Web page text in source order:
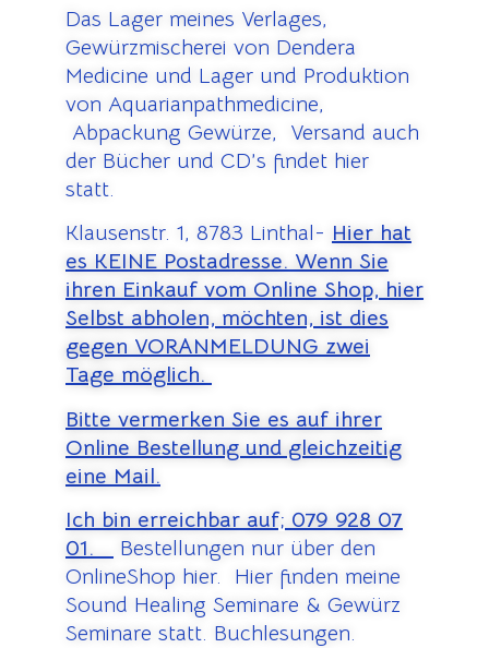
Das Lager meines Verlages,
Gewürzmischerei von Dendera
Medicine und Lager und Produktion
von Aquarianpathmedicine,
Abpackung Gewürze, Versand auch
der Bücher und CD’s findet hier
statt.
Klausenstr. 1, 8783 Linthal- Hier hat
es KEINE Postadresse. Wenn Sie
ihren Einkauf vom Online Shop, hier
Selbst abholen, möchten, ist dies
gegen VORANMELDUNG zwei
Tage möglich.
Bitte vermerken Sie es auf ihrer
Online Bestellung und gleichzeitig
eine Mail.
Ich bin erreichbar auf; 079 928 07
01.
Bestellungen nur über den
OnlineShop hier. Hier finden meine
Sound Healing Seminare & Gewürz
Seminare statt. Buchlesungen.